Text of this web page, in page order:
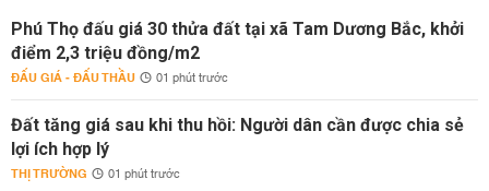
Phú Thọ đấu giá 30 thửa đất tại xã Tam Dương Bắc, khởi
điểm 2,3 triệu đồng/m2
ĐẤU GIÁ - ĐẤU THẦU 01 phút trước
Đất tăng giá sau khi thu hồi: Người dân cần được chia sẻ
lợi ích hợp lý
THỊ TRƯỜNG 01 phút trước